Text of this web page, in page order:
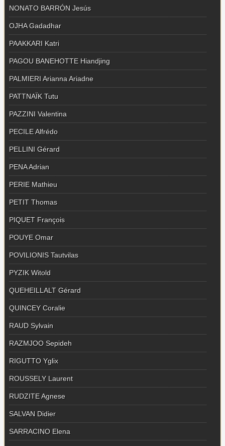
NONATO BARRÓN Jesús
OJHA Gadadhar
PAAKKARI Katri
PAGOU BANEHOTTE Hiandjing
PALMIERI Arianna Ariadne
PATTNAÏK Tutu
PAZZINI Valentina
PECILE Alfrédo
PELLINI Gérard
PENA Adrian
PERIE Mathieu
PETIT Thomas
PIQUET François
POUYE Omar
POVILIONIS Tautvilas
PYZIK Witold
QUEHEILLALT Gérard
QUINCEY Coralie
RAUD Sylvain
RAZMJOO Sepideh
RIGUTTO Yglix
ROUSSELY Laurent
RUDZITE Agnese
SALVAN Didier
SARRACINO Elena